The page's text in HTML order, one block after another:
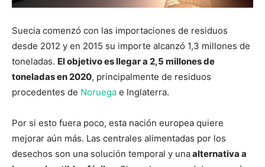
Suecia comenzó con las importaciones de residuos
desde 2012 y en 2015 su importe alcanzó 1,3 millones de
toneladas. El objetivo es llegar a 2,5 millones de
toneladas en 2020, principalmente de residuos
procedentes de Noruega e Inglaterra.
Por si esto fuera poco, esta nación europea quiere
mejorar aún más. Las centrales alimentadas por los
desechos son una solución temporal y unaalternativa a